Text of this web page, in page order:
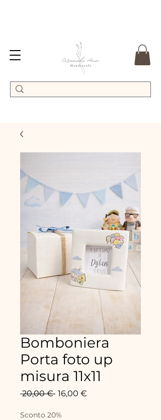
Bomboniera
Porta foto up
misura 11x11
20,00 € Precio
16,00 €
Sconto 20%